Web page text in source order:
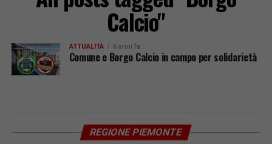
Calcio"
ATTUALITÀ 6 anni fa
Comune e Borgo Calcio in campo per solidarietà
REGIONE PIEMONTE